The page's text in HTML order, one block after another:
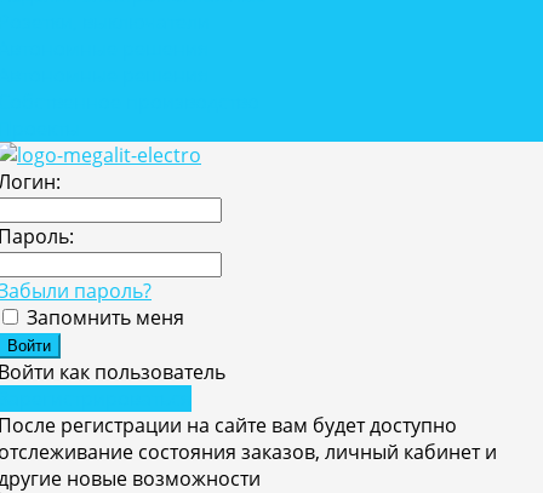
пароль?
Запомнить меня
как пользователь
регистрации на сайте вам будет доступно
состояния заказов, личный кабинет и
новые возможности